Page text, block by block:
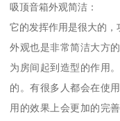
吸顶音箱外观简洁：
它的发挥作用是很大的，
外观也是非常简洁大方
为房间起到造型的作用
的。有很多人都会在使
用的效果上会更加的完